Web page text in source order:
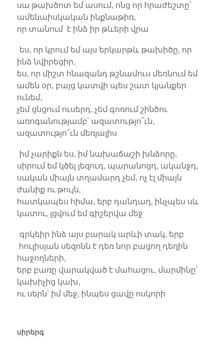
սա թախծոտ եմ ասում, ոնց որ հրաժեշտը՝
ամենաիսկական ինքնաթիռ,
որ տանում է ինձ իր թևերի վրա
ես, որ կրում եմ այս երկարթև թախիծը, որ
ինձ նվիրեցիր,
ես, որ միշտ հնազանդ թշնամուս մեռնում եմ
ամեն օր, բայց կատվի պես շատ կյանքեր
ունեմ,
չեմ ցնցում ուսերդ, չեմ գոռում շինծու
առոգանությամբ՝ ազատությո՜ւն,
ազատությո՜ւն մեռյալիս
իմ չարիքն ես, իմ նախաճաշի խնձորը,
սիրում եմ կծել լեզուդ, պարանոցդ, ականջդ,
սական միայն տղամարդ չեմ, ոչ էլ միայն
ժանիք ու թույն,
հատկապես հիմա, երբ դանդաղ, ինչպես սև
կատու, լցվում եմ գիշերվա մեջ
գրկեիր ինձ այս բարակ արևի տակ, երբ
հուլիսյան սեզոնն է դեռ նոր բացող դեղին
հաջողների,
երբ բառը վարակված է մահացու, մարմինը՝
կախիչից կախ,
ու սերն՝ իմ մեջ, ինպես ցավը ոսկորի
սիրերգ